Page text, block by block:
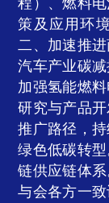
策及应用环
二、加速推
汽车产业碳
加强氢能燃
研究与产品
推广路径，
绿色低碳转
链供应链体
与会各方一